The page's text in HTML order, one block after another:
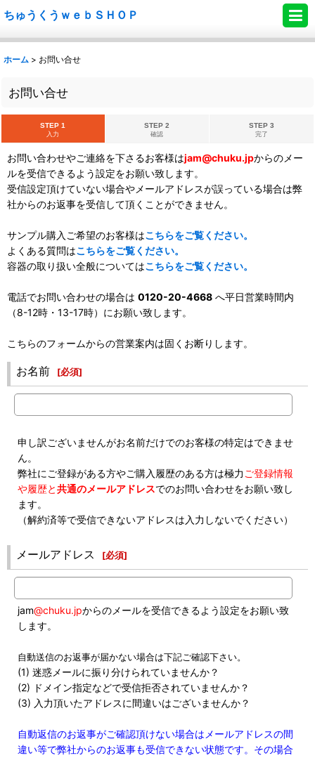
ちゅうくうｗｅｂＳＨＯＰ
ホーム > お問い合せ
お問い合せ
STEP 1
入力
STEP 2
確認
STEP 3
完了
お問い合わせやご連絡を下さるお客様はjam@chuku.jpからのメー
ルを受信できるよう設定をお願い致します。
受信設定頂けていない場合やメールアドレスが誤っている場合は弊
社からのお返事を受信して頂くことができません。
サンプル購入ご希望のお客様はこちらをご覧ください。
よくある質問はこちらをご覧ください。
容器の取り扱い全般についてはこちらをご覧ください。
電話でお問い合わせの場合は 0120-20-4668 へ平日営業時間内
（8-12時・13-17時）にお願い致します。
こちらのフォームからの営業案内は固くお断りします。
お名前 [必須]
申し訳ございませんがお名前だけでのお客様の特定はできませ
ん。
弊社にご登録がある方やご購入履歴のある方は極力 ご登録情報
や履歴と共通のメールアドレスでのお問い合わせをお願い致し
ます。
（解約済等で受信できないアドレスは入力しないでください）
メールアドレス [必須]
jam@chuku.jpからのメールを受信できるよう設定をお願い致
します。
自動送信のお返事が届かない場合は下記ご確認下さい。
(1) 迷惑メールに振り分けられていませんか？
(2) ドメイン指定などで受信拒否されていませんか？
(3) 入力頂いたアドレスに間違いはございませんか？
自動返信のお返事がご確認頂けない場合はメールアドレスの間
違い等で弊社からのお返事も受信できない状態です。その場合